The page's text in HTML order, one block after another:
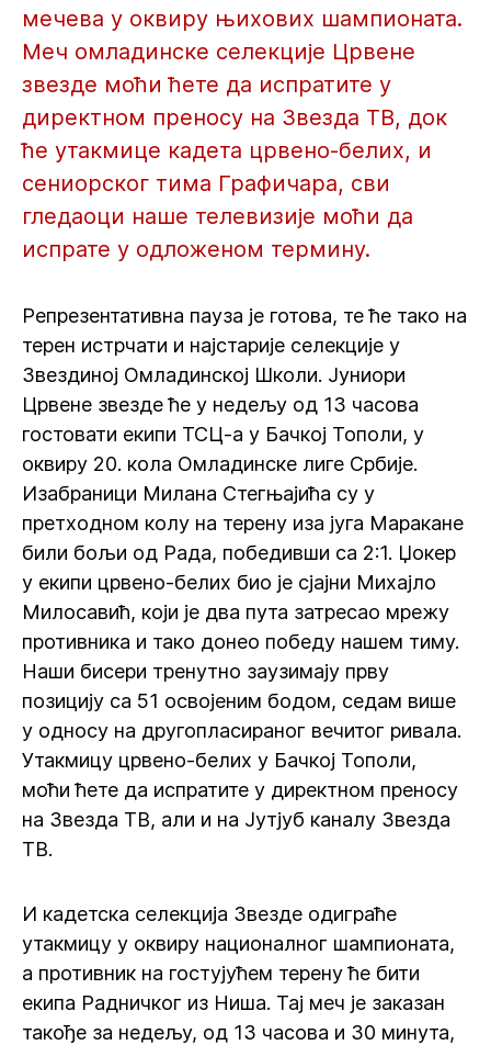
мечева у оквиру њихових шампионата.
Меч омладинске селекције Црвене
звезде моћи ћете да испратите у
директном преносу на Звезда ТВ, док
ће утакмице кадета црвено-белих, и
сениорског тима Графичара, сви
гледаоци наше телевизије моћи да
испрате у одложеном термину.
Репрезентативна пауза је готова, те ће тако на
терен истрчати и најстарије селекције у
Звездиној Омладинској Школи. Јуниори
Црвене звезде ће у недељу од 13 часова
гостовати екипи ТСЦ-а у Бачкој Тополи, у
оквиру 20. кола Омладинске лиге Србије.
Изабраници Милана Стегњајића су у
претходном колу на терену иза југа Маракане
били бољи од Рада, победивши са 2:1. Џокер
у екипи црвено-белих био је сјајни Михајло
Милосавић, који је два пута затресао мрежу
противника и тако донео победу нашем тиму.
Наши бисери тренутно заузимају прву
позицију са 51 освојеним бодом, седам више
у односу на другопласираног вечитог ривала.
Утакмицу црвено-белих у Бачкој Тополи,
моћи ћете да испратите у директном преносу
на Звезда ТВ, али и на Јутјуб каналу Звезда
ТВ.
И кадетска селекција Звезде одиграће
утакмицу у оквиру националног шампионата,
а противник на гостујућем терену ће бити
екипа Радничког из Ниша. Тај меч је заказан
такође за недељу, од 13 часова и 30 минута,